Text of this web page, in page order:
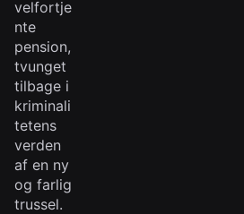
velfortje
nte
pension,
tvunget
tilbage i
kriminali
tetens
verden
af en ny
og farlig
trussel.